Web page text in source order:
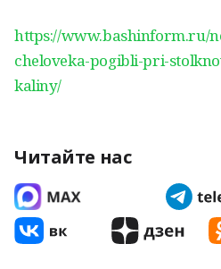
https://www.bashinform.ru/
cheloveka-pogibli-pri-
kaliny/
Читайте нас